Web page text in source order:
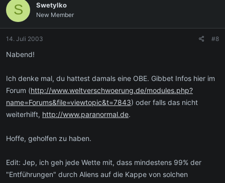
S Swetylko
New Member
14. Juli 2003 #8
Nabend!
Ich denke mal, du hattest damals eine OBE. Gibbet Infos hier im
Forum (http://www.weltverschwoerung.de/modules.php?
name=Forums&file=viewtopic&t=7843) oder falls das nicht
weiterhilft, http://www.paranormal.de.
Hoffe, geholfen zu haben.
Edit: Jep, ich geh jede Wette mit, dass mindestens 99% der
"Entführungen" durch Aliens auf die Kappe von solchen